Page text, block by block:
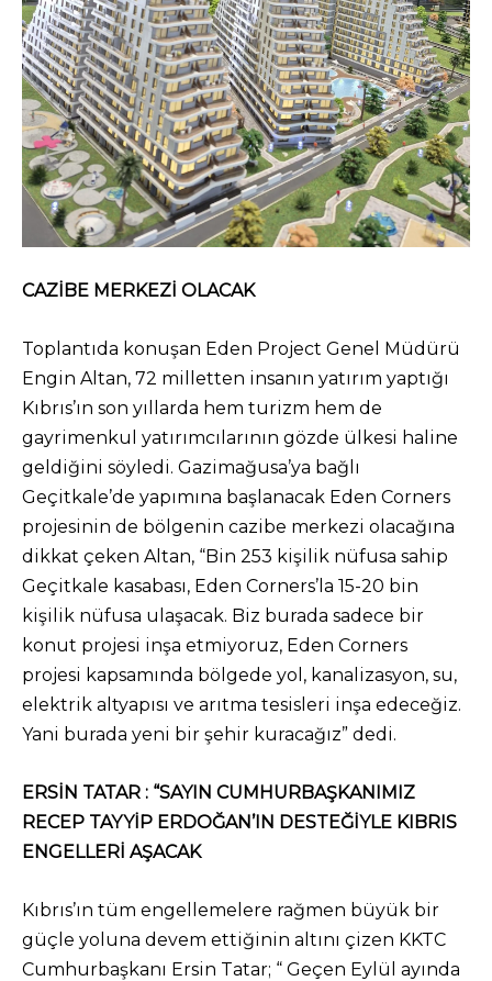
CAZİBE MERKEZİ OLACAK
Toplantıda konuşan Eden Project Genel Müdürü
Engin Altan, 72 milletten insanın yatırım yaptığı
Kıbrıs’ın son yıllarda hem turizm hem de
gayrimenkul yatırımcılarının gözde ülkesi haline
geldiğini söyledi. Gazimağusa’ya bağlı
Geçitkale’de yapımına başlanacak Eden Corners
projesinin de bölgenin cazibe merkezi olacağına
dikkat çeken Altan, “Bin 253 kişilik nüfusa sahip
Geçitkale kasabası, Eden Corners’la 15-20 bin
kişilik nüfusa ulaşacak. Biz burada sadece bir
konut projesi inşa etmiyoruz, Eden Corners
projesi kapsamında bölgede yol, kanalizasyon, su,
elektrik altyapısı ve arıtma tesisleri inşa edeceğiz.
Yani burada yeni bir şehir kuracağız” dedi.
ERSİN TATAR : “SAYIN CUMHURBAŞKANIMIZ
RECEP TAYYİP ERDOĞAN’IN DESTEĞİYLE KIBRIS
ENGELLERİ AŞACAK
Kıbrıs’ın tüm engellemelere rağmen büyük bir
güçle yoluna devem ettiğinin altını çizen KKTC
Cumhurbaşkanı Ersin Tatar; “ Geçen Eylül ayında